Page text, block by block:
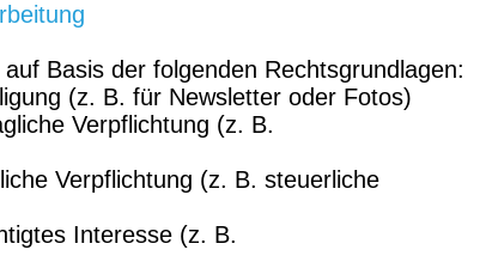
Basis der folgenden Rechtsgrundlagen:
(z. B. für Newsletter oder Fotos)
Verpflichtung (z. B.
Verpflichtung (z. B. steuerliche
Interesse (z. B.